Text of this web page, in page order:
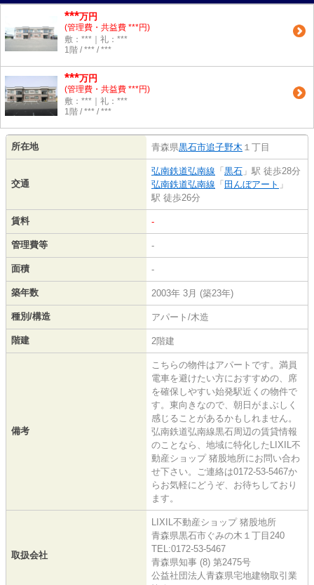
***万円
(管理費・共益費 ***円)
敷：***｜礼：***
1階 / *** / ***
***万円
(管理費・共益費 ***円)
敷：***｜礼：***
1階 / *** / ***
所在地 青森県黒石市追子野木 １丁目
交通
弘南鉄道弘南線 「 黒石 」駅 徒歩28分
弘南鉄道弘南線 「 田んぼアート 」
駅 徒歩26分
賃料 -
管理費等 -
面積 -
築年数 2003年 3月 (築23年)
種別/構造 アパート/木造
階建 2階建
備考
こちらの物件はアパートです。満員
電車を避けたい方におすすめの、席
を確保しやすい始発駅近くの物件で
す。東向きなので、朝日がまぶしく
感じることがあるかもしれません。
弘南鉄道弘南線黒石周辺の賃貸情報
のことなら、地域に特化したLIXIL不
動産ショップ 猪股地所にお問い合わ
せ下さい。ご連絡は0172-53-5467か
らお気軽にどうぞ、お待ちしており
ます。
取扱会社
LIXIL不動産ショップ 猪股地所
青森県黒石市ぐみの木１丁目240
TEL:0172-53-5467
青森県知事 (8) 第2475号
公益社団法人青森県宅地建物取引業